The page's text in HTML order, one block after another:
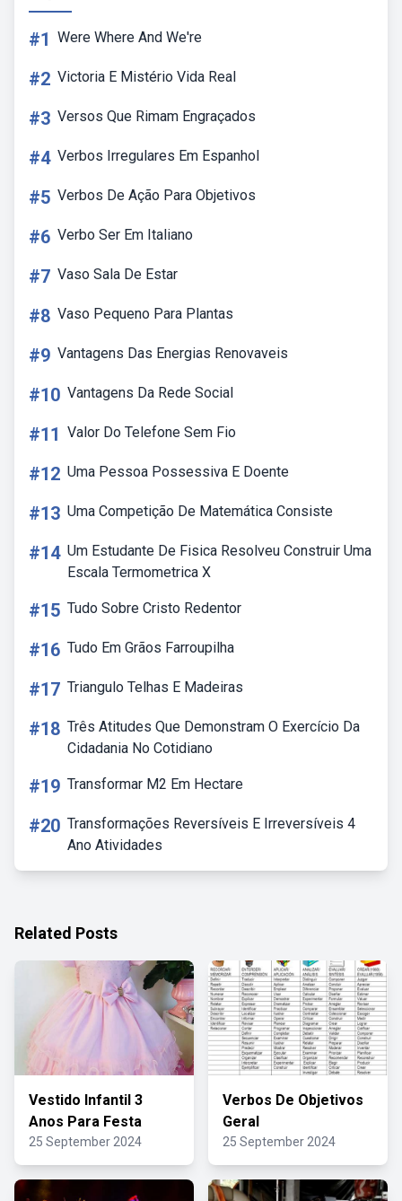
#1 Were Where And We're
#2 Victoria E Mistério Vida Real
#3 Versos Que Rimam Engraçados
#4 Verbos Irregulares Em Espanhol
#5 Verbos De Ação Para Objetivos
#6 Verbo Ser Em Italiano
#7 Vaso Sala De Estar
#8 Vaso Pequeno Para Plantas
#9 Vantagens Das Energias Renovaveis
#10 Vantagens Da Rede Social
#11 Valor Do Telefone Sem Fio
#12 Uma Pessoa Possessiva E Doente
#13 Uma Competição De Matemática Consiste
#14 Um Estudante De Fisica Resolveu Construir Uma
Escala Termometrica X
#15 Tudo Sobre Cristo Redentor
#16 Tudo Em Grãos Farroupilha
#17 Triangulo Telhas E Madeiras
#18 Três Atitudes Que Demonstram O Exercício Da
Cidadania No Cotidiano
#19 Transformar M2 Em Hectare
#20 Transformações Reversíveis E Irreversíveis 4
Ano Atividades
Related Posts
Vestido Infantil 3
Anos Para Festa
25 September 2024
Verbos De Objetivos
Geral
25 September 2024